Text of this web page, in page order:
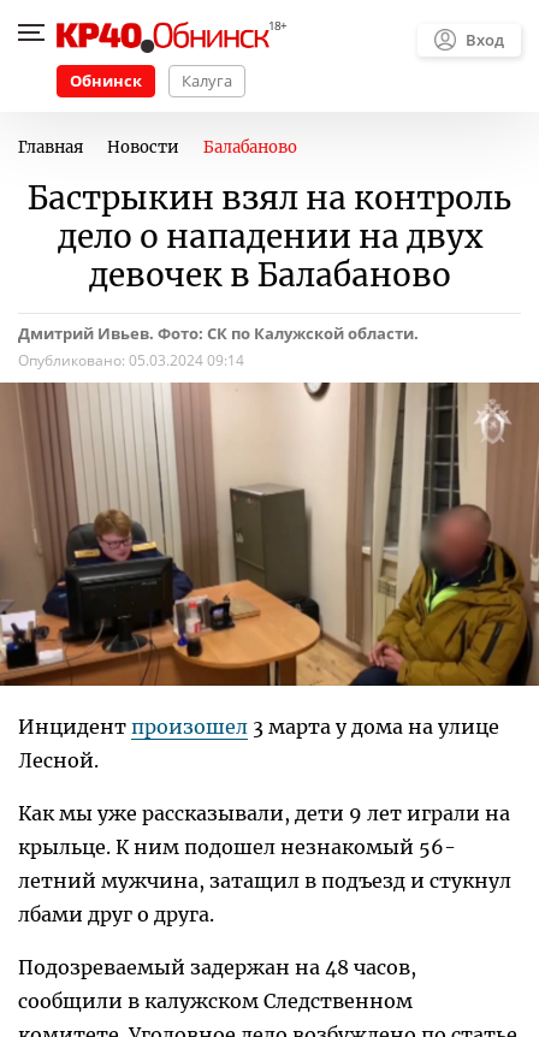
Обнинск Калуга
Вход
Главная Новости Балабаново
Бастрыкин взял на контроль
дело о нападении на двух
девочек в Балабаново
Дмитрий Ивьев. Фото: СК по Калужской области.
Опубликовано: 05.03.2024 09:14
Инцидент произошел 3 марта у дома на улице
Лесной.
Как мы уже рассказывали, дети 9 лет играли на
крыльце. К ним подошел незнакомый 56-
летний мужчина, затащил в подъезд и стукнул
лбами друг о друга.
Подозреваемый задержан на 48 часов,
сообщили в калужском Следственном